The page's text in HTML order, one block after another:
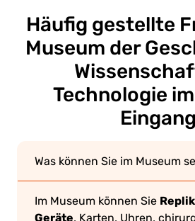
Häufig gestellte
Museum der
Technologie
Eingang
Was können Sie im Museum
Im Museum können Sie
Geräte, Karten, Uhren,